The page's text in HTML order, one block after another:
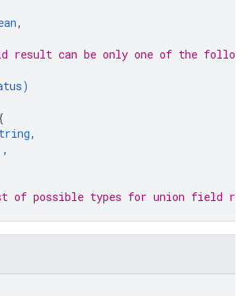
,
result can be only one of the
)
,
,
of possible types for union field